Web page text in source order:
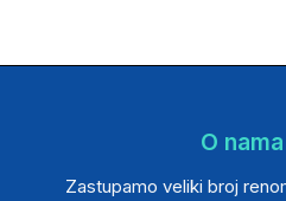
O nama
Zastupamo veliki broj